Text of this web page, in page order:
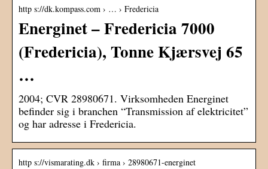
http s://dk.kompass.com › … › Fredericia
Energinet – Fredericia 7000
(Fredericia), Tonne Kjærsvej 65
…
2004; CVR 28980671. Virksomheden Energinet
befinder sig i branchen “Transmission af elektricitet”
og har adresse i Fredericia.
http s://vismarating.dk › firma › 28980671-energinet